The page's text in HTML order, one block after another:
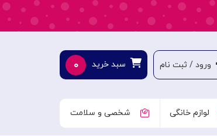
ورود / ثبت نام سبد خرید ۰
لوازم خانگی شخصی و سلامت